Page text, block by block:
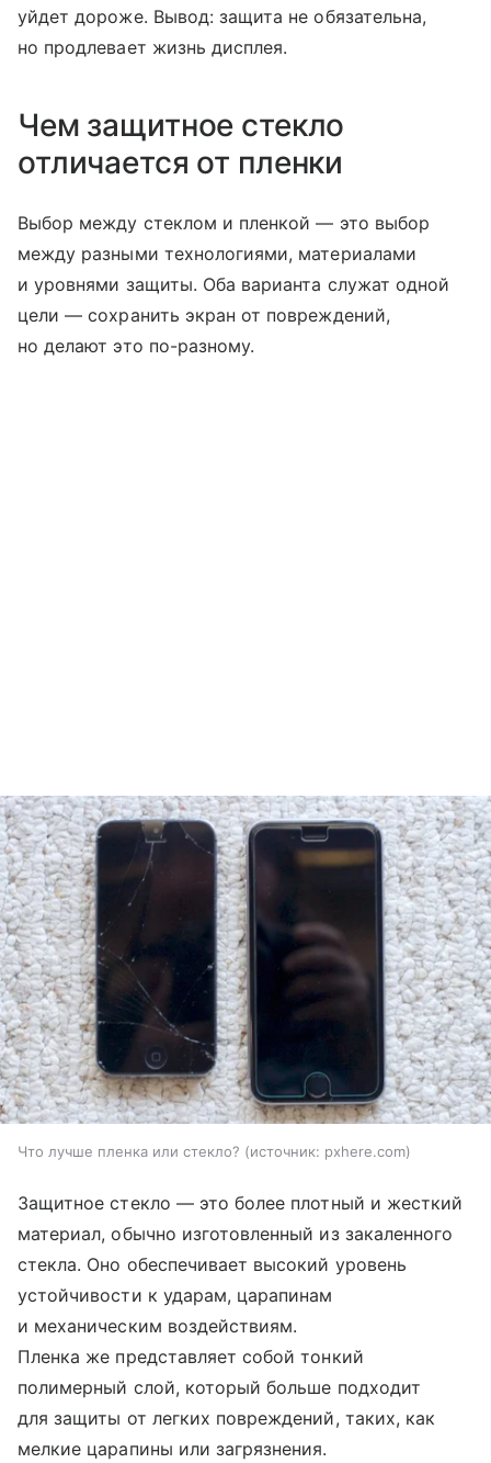
уйдет дороже. Вывод: защита не обязательна,
но продлевает жизнь дисплея.
Чем защитное стекло
отличается от пленки
Выбор между стеклом и пленкой — это выбор
между разными технологиями, материалами
и уровнями защиты. Оба варианта служат одной
цели — сохранить экран от повреждений,
но делают это по-разному.
Что лучше пленка или стекло? источник: pxhere.com
Защитное стекло — это более плотный и жесткий
материал, обычно изготовленный из закаленного
стекла. Оно обеспечивает высокий уровень
устойчивости к ударам, царапинам
и механическим воздействиям.
Пленка же представляет собой тонкий
полимерный слой, который больше подходит
для защиты от легких повреждений, таких, как
мелкие царапины или загрязнения.